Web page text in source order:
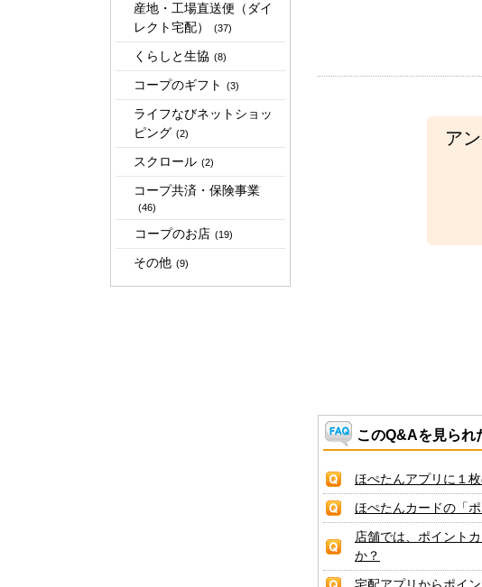
産地・工場直送便（ダイ
レクト宅配）
(37)
くらしと生協 (8)
コープのギフト (3)
ライフなびネットショッ
ピング (2)
スクロール (2)
コープ共済・保険事業
(46)
コープのお店 (19)
その他 (9)
ア
このQ&Aを見られ
ほぺたんアプリに１
ほぺたんカードの「
店舗では、ポイント
か？